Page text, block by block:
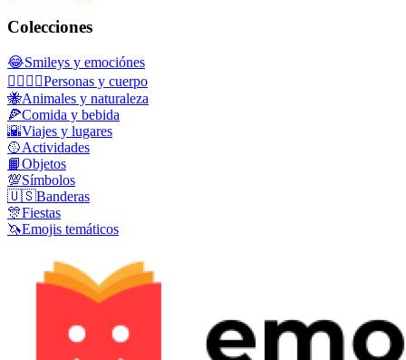
Colecciones
😂Smileys y emociónes
👩‍❤️‍💋‍👨Personas y cuerpo
🐝Animales y naturaleza
🍕Comida y bebida
🌇Viajes y lugares
🥎Actividades
📙Objetos
💯Símbolos
🇺🇸Banderas
🎊Fiestas
🦄Emojis temáticos